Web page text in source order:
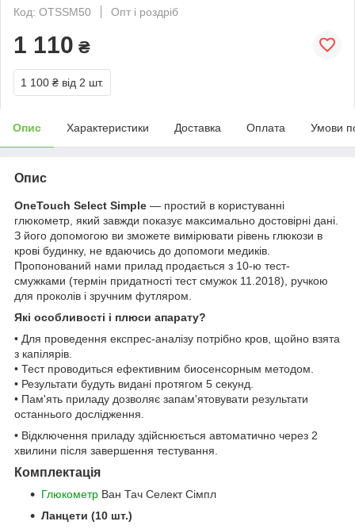
Код: OTSSM50
Опт і роздріб
1 110 ₴
1 100 ₴ від 2 шт.
Опис Характеристики Доставка Оплата Умови
Опис
OneTouch Select Simple — простий в користуванні
глюкометр, який завжди показує максимально достовірні дані.
З його допомогою ви зможете вимірювати рівень глюкози в
крові будинку, не вдаючись до допомоги медиків.
Пропонований нами прилад продається з 10-ю тест-
смужками (термін придатності тест смужок 11.2018), ручкою
для проколів і зручним футляром.
Які особливості і плюси апарату?
• Для проведення експрес-аналізу потрібно кров, щойно взята
з капілярів.
• Тест проводиться ефективним биосенсорным методом.
• Результати будуть видані протягом 5 секунд.
• Пам'ять приладу дозволяє запам'ятовувати результати
останнього дослідження.
• Відключення приладу здійснюється автоматично через 2
хвилини після завершення тестування.
Комплектація
Глюкометр Ван Тач Селект Сімпл
Ланцети (10 шт.)